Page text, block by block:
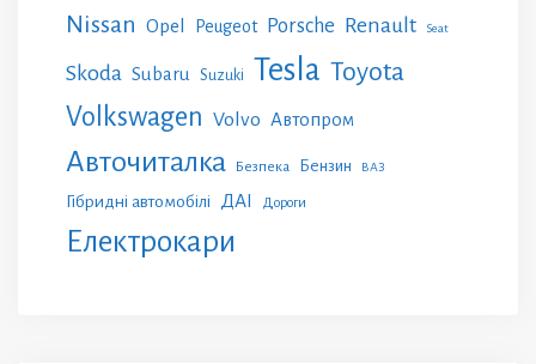
Nissan Opel Peugeot Porsche Renault Seat
Skoda Subaru Suzuki Tesla Toyota
Volkswagen Volvo Автопром
Авточиталка Безпека Бензин ВАЗ
Гібридні автомобілі ДАІ Дороги
Електрокари